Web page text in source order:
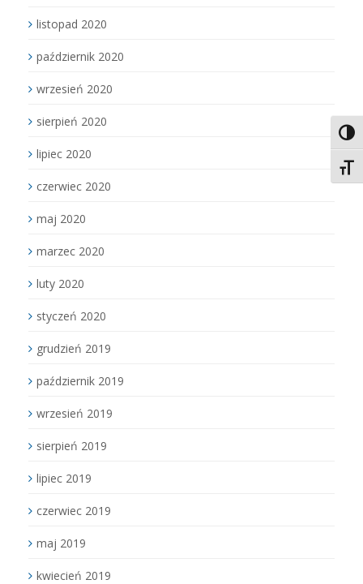
listopad 2020
październik 2020
wrzesień 2020
sierpień 2020
lipiec 2020
czerwiec 2020
maj 2020
marzec 2020
luty 2020
styczeń 2020
grudzień 2019
październik 2019
wrzesień 2019
sierpień 2019
lipiec 2019
czerwiec 2019
maj 2019
kwiecień 2019